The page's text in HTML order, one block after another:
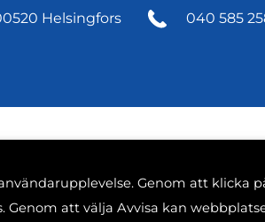
Helsingfors 040 585
Genom att klicka
att välja Avvisa kan